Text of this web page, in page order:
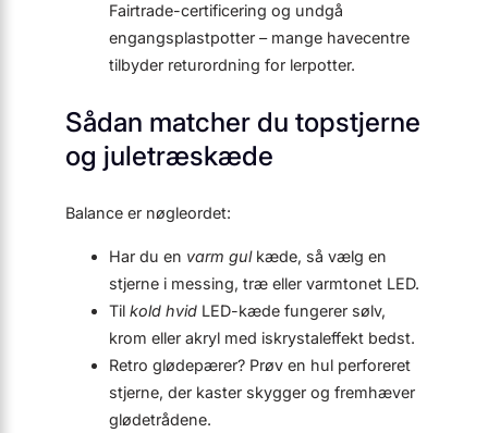
Fairtrade-certificering og undgå
engangsplastpotter – mange havecentre
tilbyder returordning for lerpotter.
Sådan matcher du topstjerne
og juletræskæde
Balance er nøgleordet:
Har du en varm gulkæde, så vælg en
stjerne i messing, træ eller varmtonet LED.
Til kold hvid LED-kæde fungerer sølv,
krom eller akryl med iskrystaleffekt bedst.
Retro glødepærer? Prøv en hul perforeret
stjerne, der kaster skygger og fremhæver
glødetrådene.